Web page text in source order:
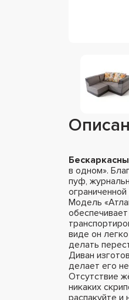
в одном».
пуф,
Модель
виде он
делать
Диван
делает его
Отсутствие
никаких
распакуйте и